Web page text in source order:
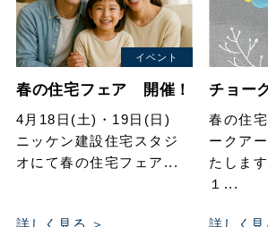
イベント
春の住宅フェア 開催！
4月18日(土)・19日(日)
ニッケン建設住宅スタジ
オにて春の住宅フェア...
詳しく見る ＞
チョー
春の住
ークア
たしま
１...
詳しく見